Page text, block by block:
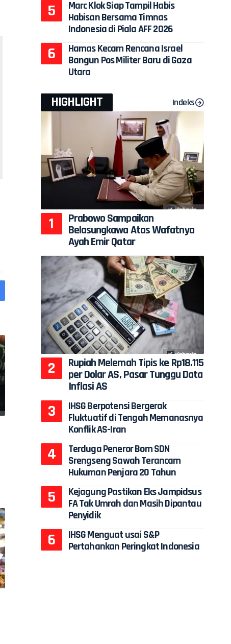
Marc Klok Siap Tampil Habis
Habisan Bersama Timnas
Indonesia di Piala AFF 2026
Hamas Kecam Rencana Israel
Bangun Pos Militer Baru di Gaza
Utara
HIGHLIGHT Indeks
Prabowo Sampaikan
Belasungkawa Atas Wafatnya
Ayah Emir Qatar
Rupiah Melemah Tipis ke Rp18.115
per Dolar AS, Pasar Tunggu Data
Inflasi AS
IHSG Berpotensi Bergerak
Fluktuatif di Tengah Memanasnya
Konflik AS-Iran
Terduga Peneror Bom SDN
Srengseng Sawah Terancam
Hukuman Penjara 20 Tahun
Kejagung Pastikan Eks Jampidsus
FA Tak Umrah dan Masih Dipantau
Penyidik
IHSG Menguat usai S&P
Pertahankan Peringkat Indonesia